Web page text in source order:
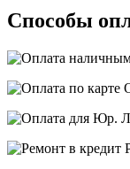
Способы